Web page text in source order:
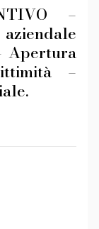
–
Apertura
–